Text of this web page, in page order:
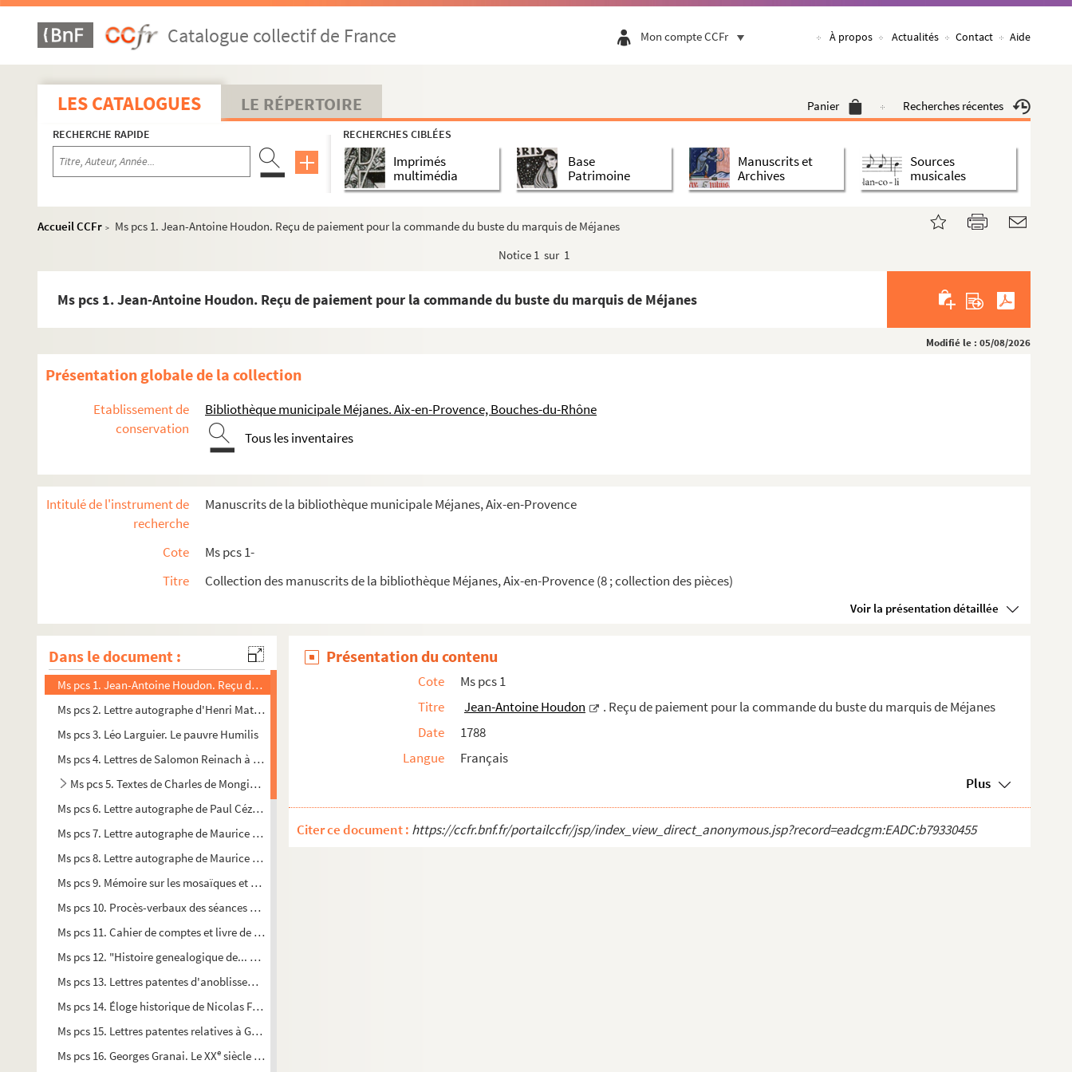
Catalogue collectif de France Mon compte CCFr À propos Actualités Contact Aide
LES CATALOGUES LE RÉPERTOIRE Panier Recherches récentes
RECHERCHE RAPIDE RECHERCHES CIBLÉES
Imprimés
multimédia
Base
Patrimoine
Manuscrits et
Archives
Sources
musicales
Accueil CCFr >
Ms pcs 1. Jean-Antoine Houdon. Reçu de paiement pour la commande du buste du marquis de Méjanes
Notice 1 sur 1
Ms pcs 1. Jean-Antoine Houdon. Reçu de paiement pour la commande du buste du marquis de Méjanes
Modifié le : 05/08/2026
Présentation globale de la collection
Etablissement de
conservation
Bibliothèque municipale Méjanes. Aix-en-Provence, Bouches-du-Rhône
Tous les inventaires
Intitulé de l'instrument de
recherche
Manuscrits de la bibliothèque municipale Méjanes, Aix-en-Provence
Cote
Ms pcs 1-
Titre
Collection des manuscrits de la bibliothèque Méjanes, Aix-en-Provence (8 ; collection des pièces)
Voir la présentation détaillée
Dans le document :
Ms pcs 1. Jean-Antoine Houdon. Reçu de paiement pour la commande du buste du marquis de Méjanes
Ms pcs 2. Lettre autographe d'Henri Matisse à Henry de Montherlant
Ms pcs 3. Léo Larguier. Le pauvre Humilis
Ms pcs 4. Lettres de Salomon Reinach à Liane de Pougy
Ms pcs 5. Textes de Charles de Mongins-Roquefort
Ms pcs 6. Lettre autographe de Paul Cézanne à Claude Monet
Ms pcs 7. Lettre autographe de Maurice Blondel à Frédéric Lefèvre
Ms pcs 8. Lettre autographe de Maurice Blondel à Frédéric Lefèvre
Ms pcs 9. Mémoire sur les mosaïques et autres antiquités trouvées en 1790 dans le local qu'occupait autrefois ...
Ms pcs 10. Procès-verbaux des séances de la société amico-philo-gastr-harmonique
Ms pcs 11. Cahier de comptes et livre de raison d'un membre de la famille de Valbelle
Ms pcs 12. "Histoire genealogique de... Des Ferre originaire d'Italie connu... noms de Ferro, ou Ferry"
Ms pcs 13. Lettres patentes d'anoblissement concédées par René d'Anjou à Bertrand de Rosset
Ms pcs 14. Éloge historique de Nicolas Fabri seigneur de Peyresc, né en 1580 et mort en 1637
Ms pcs 15. Lettres patentes relatives à Gaspard Nicolas de Maurellet pour sa charge de secrétaire du Roi en la ...
Ms pcs 16. Georges Granai. Le XXe siècle : Permanences et Mutations
Présentation du contenu
Cote
Ms pcs 1
Titre
Jean-Antoine Houdon
. Reçu de paiement pour la commande du buste du marquis de Méjanes
Date
1788
Langue
Français
Plus
Citer ce document : https://ccfr.bnf.fr/portailccfr/jsp/index_view_direct_anonymous.jsp?record=eadcgm:EADC:b79330455